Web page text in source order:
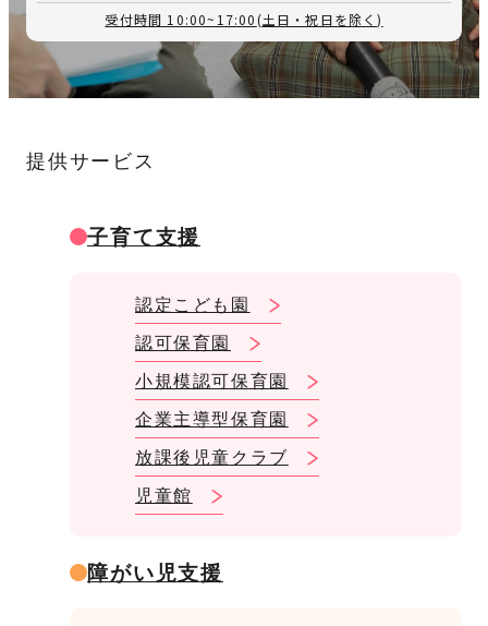
受付時間 10:00~17:00(土日・祝日を除く)
提供サービス
子育て支援
認定こども園
認可保育園
小規模認可保育園
企業主導型保育園
放課後児童クラブ
児童館
障がい児支援